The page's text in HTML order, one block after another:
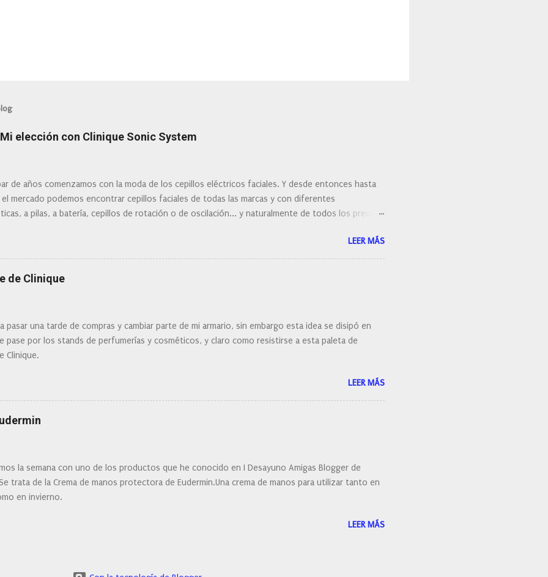
elección con Clinique Sonic System
de años comenzamos con la moda de los cepillos eléctricos faciales. Y desde entonces hasta
el mercado podemos encontrar cepillos faciales de todas las marcas y con diferentes
a pilas, a batería, cepillos de rotación o de oscilación... y naturalmente de todos los precios.
mi tipo de piel? ¿Qué busco?... En este post os voy a dar mi opinión de porque elegí mi cepilloLEER MÁS
de Clinique
pasar una tarde de compras y cambiar parte de mi armario, sin embargo esta idea se disipó en
pase por los stands de perfumerías y cosméticos, y claro como resistirse a esta paleta de
Clinique.
LEER MÁS
la semana con uno de los productos que he conocido en I Desayuno Amigas Blogger de
trata de la Crema de manos protectora de Eudermin.Una crema de manos para utilizar tanto en
en invierno.
LEER MÁS